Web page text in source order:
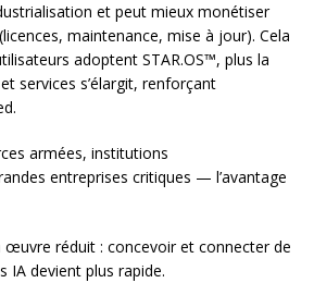
et peut mieux monétiser
maintenance, mise à jour). Cela
adoptent STAR.OS™, plus la
services s’élargit, renforçant
armées, institutions
entreprises critiques — l’avantage
œuvre réduit : concevoir et connecter de
IA devient plus rapide.